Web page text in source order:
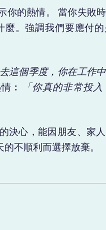
你的熱情。 當你失敗
。強調我們要應付
去這個季度，你在工作
︰ 「你真的非常投
決心，能因朋友、家
不順利而選擇放棄。